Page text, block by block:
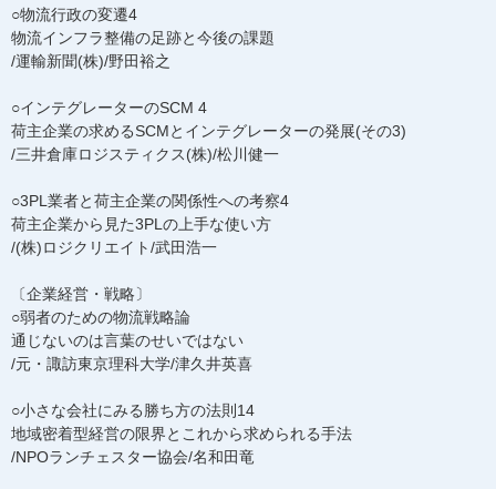
○物流行政の変遷4
物流インフラ整備の足跡と今後の課題
/運輸新聞(株)/野田裕之
○インテグレーターのSCM 4
荷主企業の求めるSCMとインテグレーターの発展(その3)
/三井倉庫ロジスティクス(株)/松川健一
○3PL業者と荷主企業の関係性への考察4
荷主企業から見た3PLの上手な使い方
/(株)ロジクリエイト/武田浩一
〔企業経営・戦略〕
○弱者のための物流戦略論
通じないのは言葉のせいではない
/元・諏訪東京理科大学/津久井英喜
○小さな会社にみる勝ち方の法則14
地域密着型経営の限界とこれから求められる手法
/NPOランチェスター協会/名和田竜